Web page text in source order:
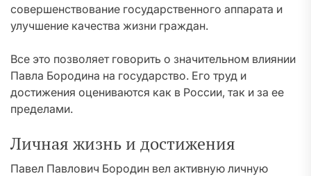
совершенствование государственного аппарата и
улучшение качества жизни граждан.
Все это позволяет говорить о значительном влиянии
Павла Бородина на государство. Его труд и
достижения оцениваются как в России, так и за ее
пределами.
Личная жизнь и достижения
Павел Павлович Бородин вел активную личную